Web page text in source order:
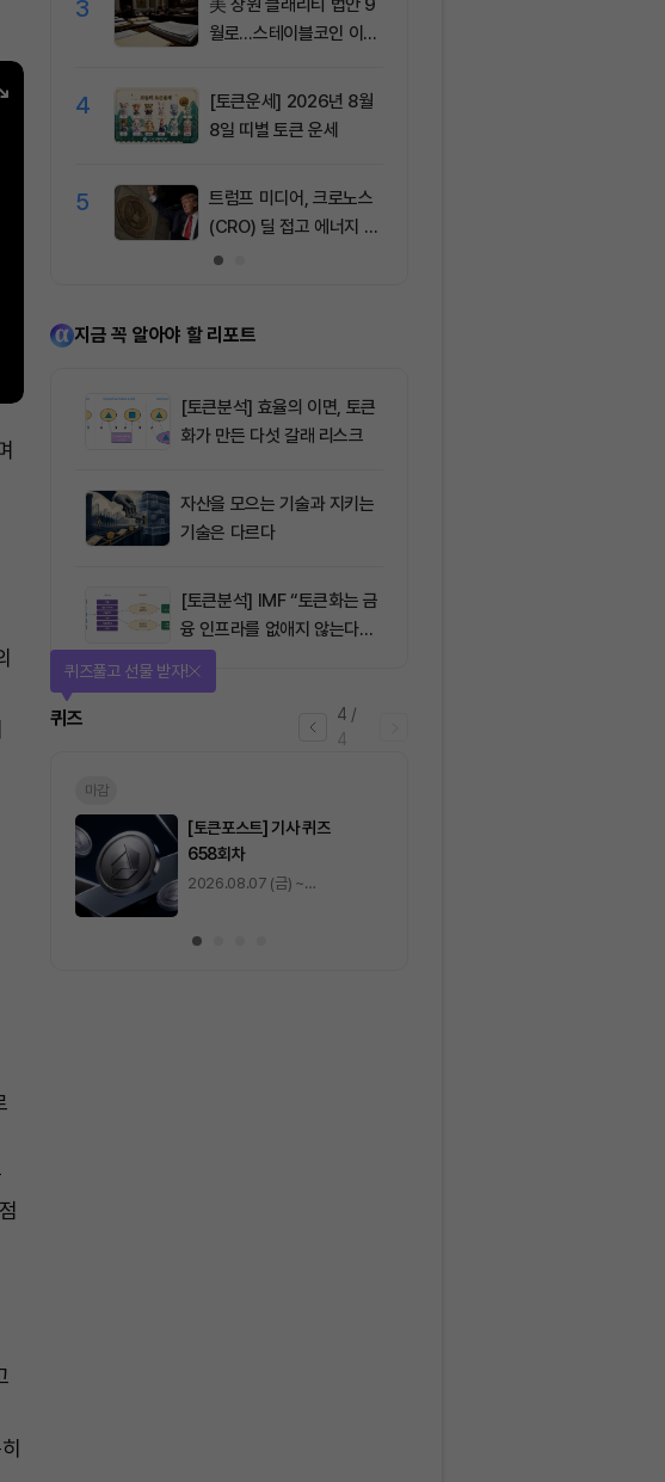
3
美 상원 클래리티 법안 9
월로…스테이블코인 이자
4
[토큰운세] 2026년 8월
8일 띠별 토큰 운세
5
트럼프 미디어, 크로노스
(CRO) 딜 접고 에너지 합
병에 집중
지금 꼭 알아야 할 리포트
[토큰분석] 효율의 이면, 토큰
화가 만든 다섯 갈래 리스크
자산을 모으는 기술과 지키는
기술은 다르다
[토큰분석] IMF “토큰화는 금
융 인프라를 없애지 않는다…
‘하이브리드 FMI’로 재편할
4 /
4
퀴즈
퀴즈풀고 선물 받자!
마감
[토큰포스트] 기사 퀴즈
658회차
2026.08.07 (금) ~